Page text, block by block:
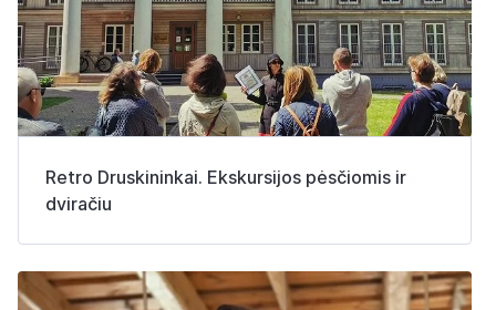
Retro Druskininkai. Ekskursijos pėsčiomis ir
dviračiu